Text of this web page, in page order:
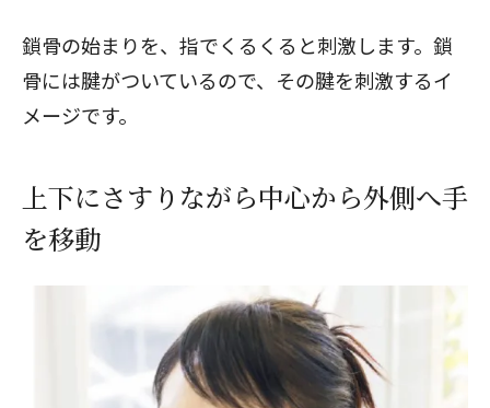
鎖骨の始まりを、指でくるくると刺激します。鎖
骨には腱がついているので、その腱を刺激するイ
メージです。
上下にさすりながら中心から外側へ手
を移動